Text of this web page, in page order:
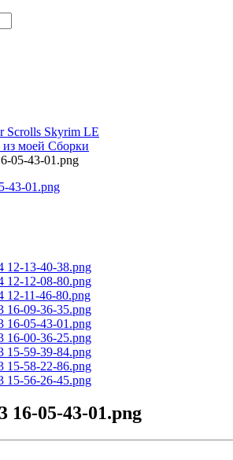
Scrolls Skyrim LE
моей Сборки
05-43-01.png
16-05-43-01.png